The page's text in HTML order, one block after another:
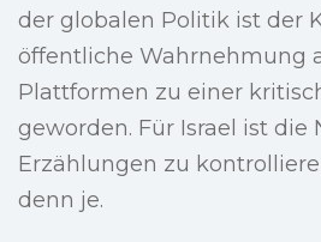
der globalen Politik ist der
öffentliche Wahrnehmung
Plattformen zu einer
geworden. Für Israel ist die
Erzählungen zu
denn je.